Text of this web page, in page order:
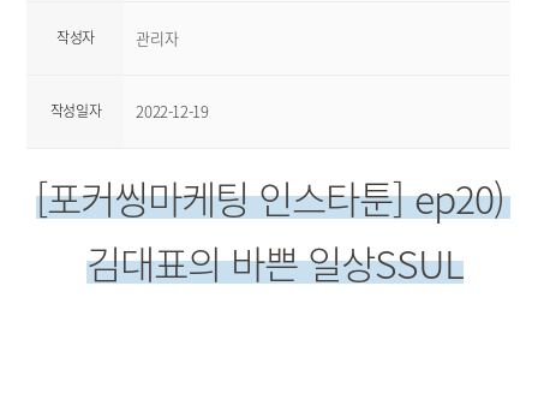
작성자 관리자
작성일자 2022-12-19
[포커씽마케팅 인스타툰] ep20)
김대표의 바쁜 일상SSUL